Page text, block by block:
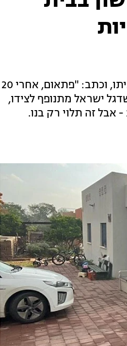
כתב חדשות 13 בדרום, תושב העוטף, פרסם תמונה על רקע ביתו, וכתב: "פתאום, אחרי 20
ישראל מתנופף לצידו,
זה תלוי רק בנו.